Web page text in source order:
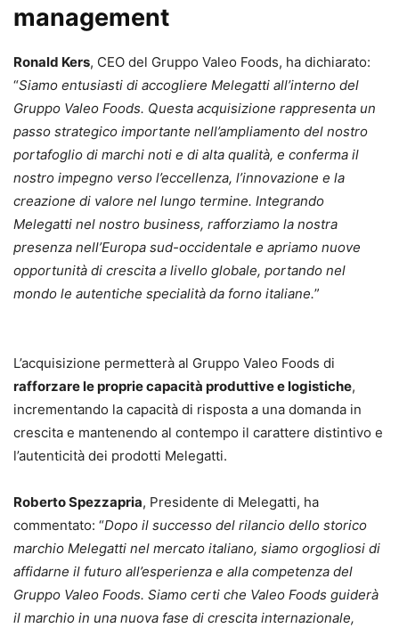
management
Ronald Kers, CEO del Gruppo Valeo Foods, ha dichiarato:
“Siamo entusiasti di accogliere Melegatti all’interno del
Gruppo Valeo Foods. Questa acquisizione rappresenta un
passo strategico importante nell’ampliamento del nostro
portafoglio di marchi noti e di alta qualità, e conferma il
nostro impegno verso l’eccellenza, l’innovazione e la
creazione di valore nel lungo termine. Integrando
Melegatti nel nostro business, rafforziamo la nostra
presenza nell’Europa sud-occidentale e apriamo nuove
opportunità di crescita a livello globale, portando nel
mondo le autentiche specialità da forno italiane.”
L’acquisizione permetterà al Gruppo Valeo Foods di
rafforzare le proprie capacità produttive e logistiche,
incrementando la capacità di risposta a una domanda in
crescita e mantenendo al contempo il carattere distintivo e
l’autenticità dei prodotti Melegatti.
Roberto Spezzapria, Presidente di Melegatti, ha
commentato: “Dopo il successo del rilancio dello storico
marchio Melegatti nel mercato italiano, siamo orgogliosi di
affidarne il futuro all’esperienza e alla competenza del
Gruppo Valeo Foods. Siamo certi che Valeo Foods guiderà
il marchio in una nuova fase di crescita internazionale,